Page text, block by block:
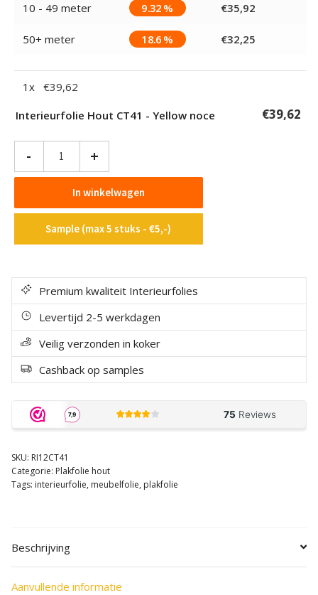
10 - 49 meter 9.32 % €35,92
50+ meter 18.6 % €32,25
1 x €39,62
Interieurfolie Hout CT41 - Yellow noce
€39,62
-
CT41
Yellow
+
In winkelwagen
Sample (max 5 stuks - €5,-)
Premium kwaliteit Interieurfolies
Levertijd 2-5 werkdagen
Veilig verzonden in koker
Cashback op samples
SKU: RI12CT41
Categorie: Plakfolie hout
Tags: interieurfolie, meubelfolie, plakfolie
Beschrijving
Aanvullende informatie